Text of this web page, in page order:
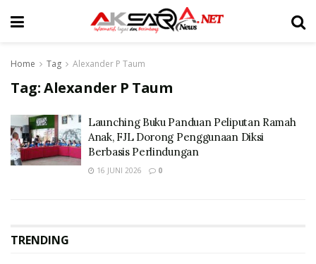
Home Tag Alexander P Taum
Tag:Alexander P Taum
Launching Buku Panduan Peliputan Ramah
Anak, FJL Dorong Penggunaan Diksi
Berbasis Perlindungan
16 JUNI 2026 0
TRENDING